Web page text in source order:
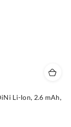
Li-Ion, 2.6 mAh,